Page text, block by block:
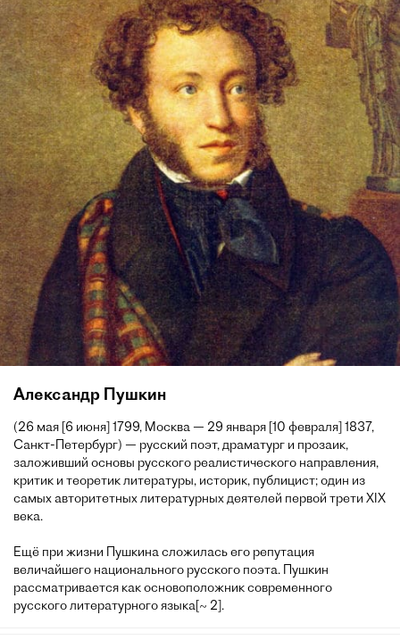
Александр Пушкин
(26 мая [6 июня] 1799, Москва — 29 января [10 февраля] 1837,
Санкт-Петербург) — русский поэт, драматург и прозаик,
заложивший основы русского реалистического направления,
критик и теоретик литературы, историк, публицист; один из
самых авторитетных литературных деятелей первой трети XIX
века.
Ещё при жизни Пушкина сложилась его репутация
величайшего национального русского поэта. Пушкин
рассматривается как основоположник современного
русского литературного языка[~ 2].